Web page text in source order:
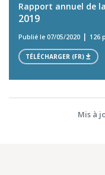
Rapport annuel de la
2019
Publié le 07/05/2020 126
TÉLÉCHARGER (FR)
Mis à